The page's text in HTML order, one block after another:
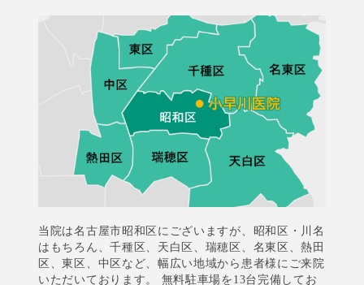
当院は名古屋市昭和区にございますが、昭和区・川名
はもちろん、千種区、天白区、瑞穂区、名東区、熱田
区、東区、中区など、幅広い地域から患者様にご来院
いただいております。 無料駐車場を13台完備してお